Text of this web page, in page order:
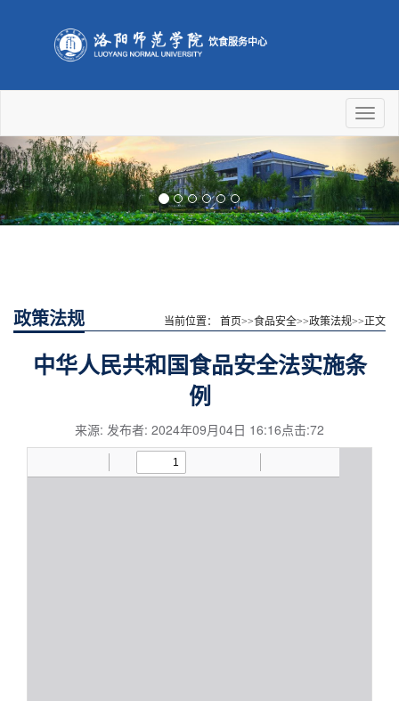
饮食服务中心
Previous
政策法规 当前位置： 首页>>食品安全>>政策法规>>正文
中华人民共和国食品安全法实施条
例
来源: 发布者: 2024年09月04日 16:16点击:72